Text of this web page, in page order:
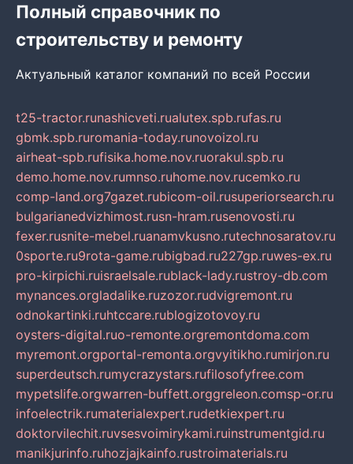
Полный справочник по
строительству и ремонту
Актуальный каталог компаний по всей России
t25-tractor.runashicveti.rualutex.spb.rufas.ru
gbmk.spb.ruromania-today.runovoizol.ru
airheat-spb.rufisika.home.nov.ruorakul.spb.ru
demo.home.nov.rumnso.ruhome.nov.rucemko.ru
comp-land.org7gazet.rubicom-oil.rusuperiorsearch.ru
bulgarianedvizhimost.rusn-hram.rusenovosti.ru
fexer.rusnite-mebel.ruanamvkusno.rutechnosaratov.ru
0sporte.ru9rota-game.rubigbad.ru227gp.ruwes-ex.ru
pro-kirpichi.ruisraelsale.rublack-lady.rustroy-db.com
mynances.orgladalike.ruzozor.rudvigremont.ru
odnokartinki.ruhtccare.rublogizotovoy.ru
oysters-digital.ruo-remonte.orgremontdoma.com
myremont.orgportal-remonta.orgvyitikho.rumirjon.ru
superdeutsch.rumycrazystars.rufilosofyfree.com
mypetslife.orgwarren-buffett.orggreleon.comsp-or.ru
infoelectrik.rumaterialexpert.rudetkiexpert.ru
doktorvilechit.ruvsesvoimirykami.ruinstrumentgid.ru
manikjurinfo.ruhozjajkainfo.rustroimaterials.ru